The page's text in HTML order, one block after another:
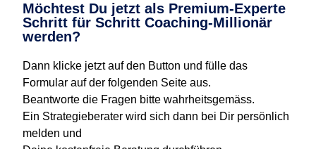
Möchtest Du jetzt als Premium-Experte
Schritt für SchrittCoaching-Millionär
werden?
Dann klicke jetzt auf den Button und fülle das
Formular auf der folgenden Seite aus.
Beantworte die Fragen bitte wahrheitsgemäss.
Ein Strategieberater wird sich dann bei Dir persönlich
melden und